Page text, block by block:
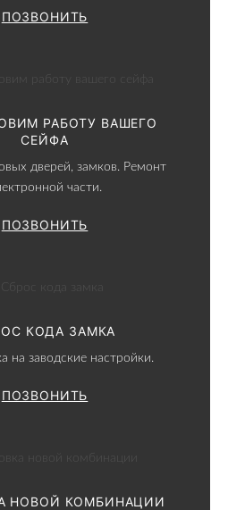
ПОЗВОНИТЬ
РАБОТУ ВАШЕГО
СЕЙФА
дверей, замков. Ремонт
части.
ПОЗВОНИТЬ
КОДА ЗАМКА
на заводские настройки.
ПОЗВОНИТЬ
НОВОЙ КОМБИНАЦИИ